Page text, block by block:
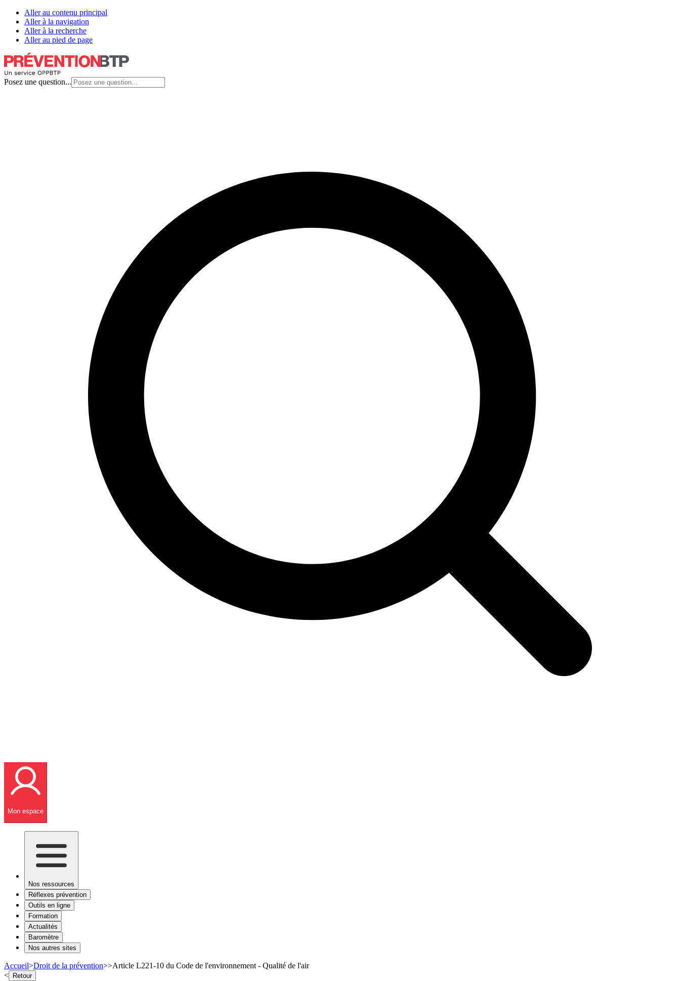
Aller au contenu principal
Aller à la navigation
Aller à la recherche
Aller au pied de page
Posez une question...
Mon espace
Nos ressources
Réflexes prévention
Outils en ligne
Formation
Actualités
Baromètre
Nos autres sites
Accueil>Droit de la prévention>>Article L221-10 du Code de l'environnement - Qualité de l'air
< Retour